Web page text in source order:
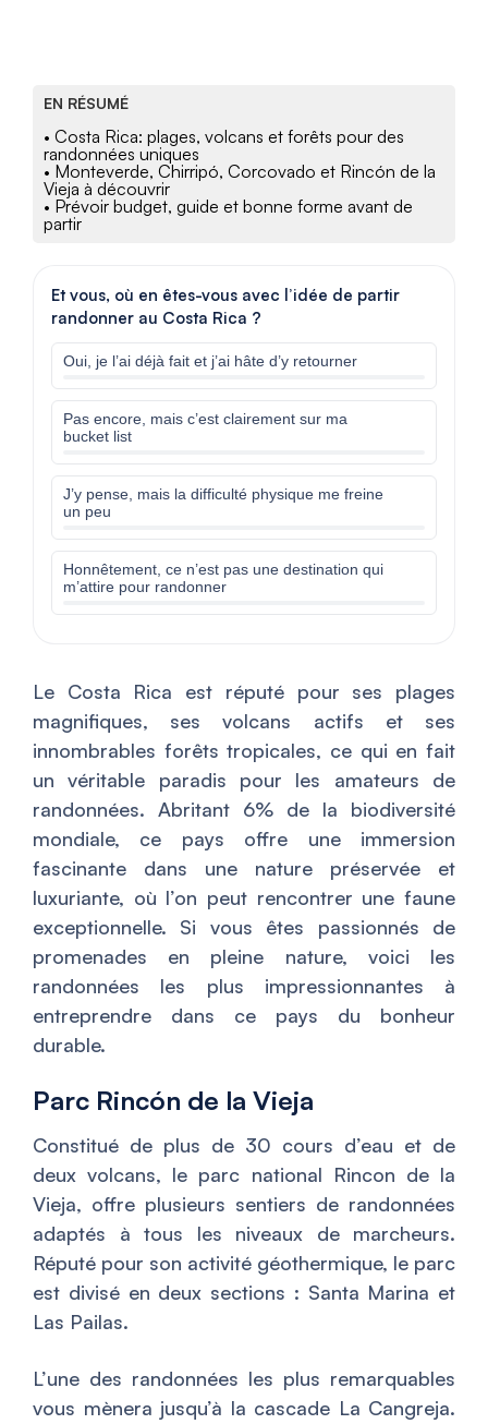
EN RÉSUMÉ
• Costa Rica: plages, volcans et forêts pour des
randonnées uniques
• Monteverde, Chirripó, Corcovado et Rincón de la
Vieja à découvrir
• Prévoir budget, guide et bonne forme avant de
partir
Et vous, où en êtes-vous avec l’idée de partir
randonner au Costa Rica ?
Oui, je l’ai déjà fait et j’ai hâte d’y retourner
Pas encore, mais c’est clairement sur ma
bucket list
J’y pense, mais la difficulté physique me freine
un peu
Honnêtement, ce n’est pas une destination qui
m’attire pour randonner
Le Costa Rica est réputé pour ses plages
magnifiques, ses volcans actifs et ses
innombrables forêts tropicales, ce qui en fait
un véritable paradis pour les amateurs de
randonnées. Abritant 6% de la biodiversité
mondiale, ce pays offre une immersion
fascinante dans une nature préservée et
luxuriante, où l’on peut rencontrer une faune
exceptionnelle. Si vous êtes passionnés de
promenades en pleine nature, voici les
randonnées les plus impressionnantes à
entreprendre dans ce pays du bonheur
durable.
Parc Rincón de la Vieja
Constitué de plus de 30 cours d’eau et de
deux volcans, le parc national Rincon de la
Vieja, offre plusieurs sentiers de randonnées
adaptés à tous les niveaux de marcheurs.
Réputé pour son activité géothermique, le parc
est divisé en deux sections : Santa Marina et
Las Pailas.
L’une des randonnées les plus remarquables
vous mènera jusqu’à la cascade La Cangreja.